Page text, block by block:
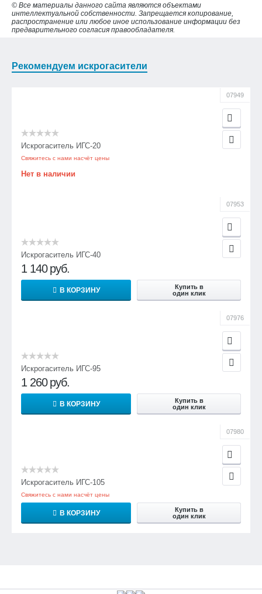
© Все материалы данного сайта являются объектами
интеллектуальной собственности. Запрещается копирование,
распространение или любое иное использование информации без
предварительного согласия правообладателя.
Рекомендуем искрогасители
07949
Искрогаситель ИГС-20
Свяжитесь с нами насчёт цены
Нет в наличии
07953
Искрогаситель ИГС-40
1 140 руб.
В КОРЗИНУ
Купить в
один клик
07976
Искрогаситель ИГС-95
1 260 руб.
В КОРЗИНУ
Купить в
один клик
07980
Искрогаситель ИГС-105
Свяжитесь с нами насчёт цены
В КОРЗИНУ
Купить в
один клик